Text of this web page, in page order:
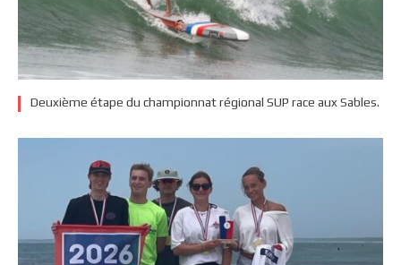
Deuxième étape du championnat régional SUP race aux Sables.